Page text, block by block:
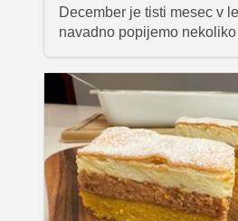
December je tisti mesec v
navadno popijemo
penini, s katero radi
zlasti ob vstopu v novo leto.
veste, katero penino izbrati,
pravilno odpreti in natočiti v
boste vse to izvedeli v
kjer vam bomo razkrili tudi
največjih napak, ki se jim
uporabi penine izogniti v